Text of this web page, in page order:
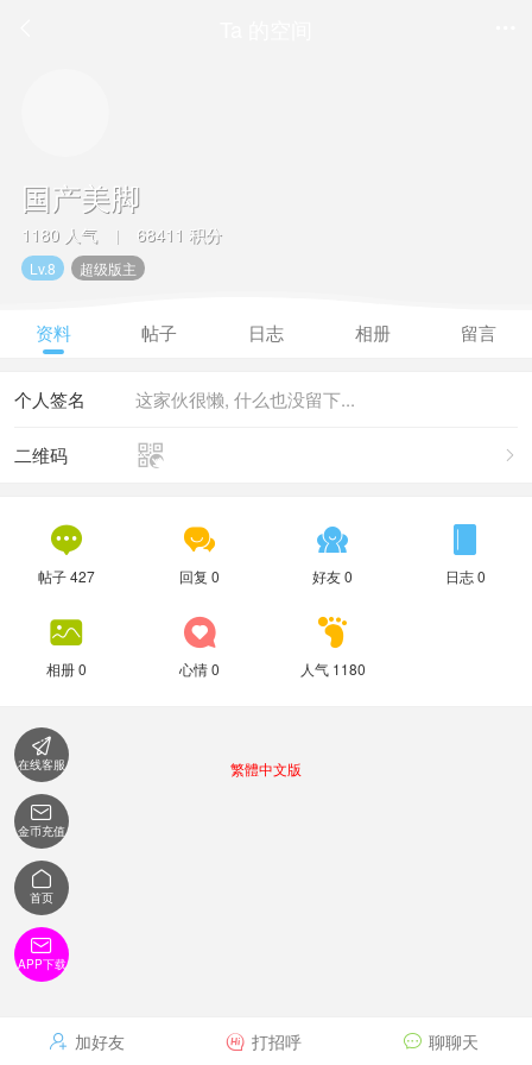
国产美脚
1180 人气 | 68411 积分
Lv.8 超级版主
资料 帖子 日志 相册 留言
这家伙很懒, 什么也没留下...
个人签名


二维码

帖子 427

回复 0

好友 0

日志 0

相册 0

心情 0

人气 1180
 加好友  打招呼  聊聊天
繁體中文版

在线客服

金币充值

首页

APP下载